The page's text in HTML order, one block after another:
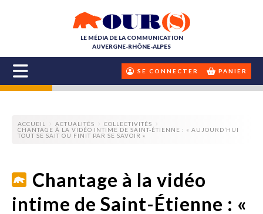
LE MÉDIA DE LA COMMUNICATION
AUVERGNE-RHÔNE-ALPES
SE CONNECTER PANIER
ACCUEIL ACTUALITÉS
COLLECTIVITÉS
CHANTAGE À LA VIDÉO INTIME DE SAINT-ÉTIENNE : « AUJOURD’HUI
TOUT SE SAIT OU FINIT PAR SE SAVOIR »
Chantage à la vidéo
intime de Saint-Étienne : «